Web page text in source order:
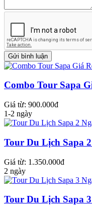
Combo Tour Sapa
Giá từ: 900.000đ
1-2 ngày
Tour Du Lịch Sapa
Giá từ: 1.350.000đ
2 ngày
Tour Du Lịch Sapa